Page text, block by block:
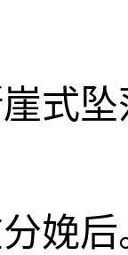
式坠
娩后